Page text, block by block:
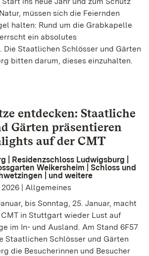
müssen sich die Feiernden
halten: Rund um die Grabkapelle
ein absolutes
Die Staatlichen Schlösser und Gärten
bitten darum, dieses einzuhalten.
entdecken: Staatliche
Gärten präsentieren
auf der CMT
| Residenzschloss Ludwigsburg |
Weikersheim | Schloss und
| und weitere
2026 | Allgemeines
bis Sonntag, 25. Januar, macht
in Stuttgart wieder Lust auf
im In- und Ausland. Am Stand 6F57
Staatlichen Schlösser und Gärten
die Besucherinnen und Besucher